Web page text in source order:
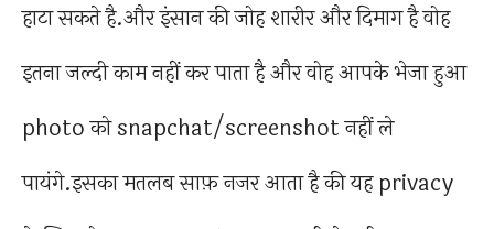
हाटा सकते है.और इंसान की जोह शारीर और दिमाग है वोह
इतना जल्दी काम नहीं कर पाता है और वोह आपके भेजा हुआ
photo को snapchat/screenshot नहीं ले
पायंगे.इसका मतलब साफ़ नजर आता है की यह privacy